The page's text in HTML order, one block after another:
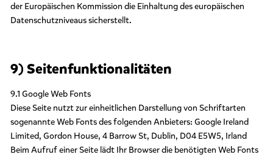
der Europäischen Kommission die Einhaltung des europäischen
Datenschutzniveaus sicherstellt.
9) Seitenfunktionalitäten
9.1 Google Web Fonts
Diese Seite nutzt zur einheitlichen Darstellung von Schriftarten
sogenannte Web Fonts des folgenden Anbieters: Google Ireland
Limited, Gordon House, 4 Barrow St, Dublin, D04 E5W5, Irland
Beim Aufruf einer Seite lädt Ihr Browser die benötigten Web Fonts